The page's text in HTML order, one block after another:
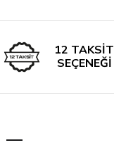
12 TAKSİT
SEÇENEĞİ